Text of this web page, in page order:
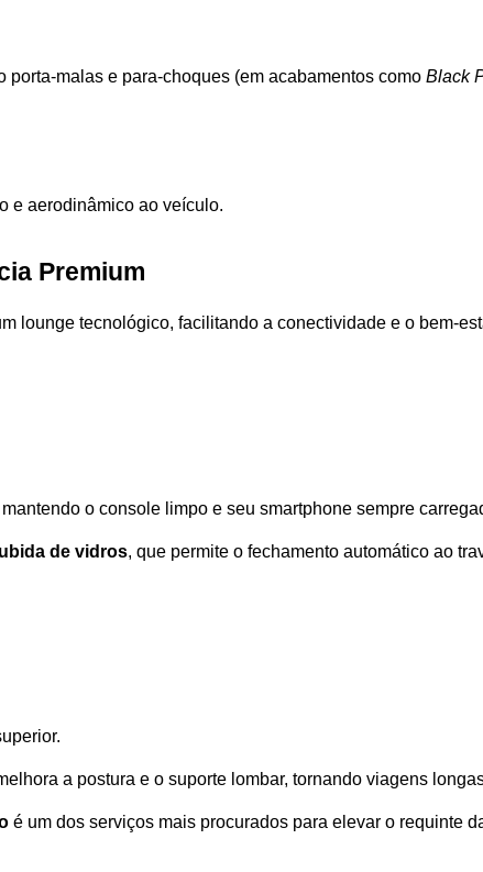
malas e para-choques (em acabamentos como Black
e aerodinâmico ao veículo.
Premium
lounge tecnológico, facilitando a conectividade e o bem-
o console limpo e seu smartphone sempre
de vidros, que permite o fechamento automático ao
a postura e o suporte lombar, tornando viagens
é um dos serviços mais procurados para elevar o requinte